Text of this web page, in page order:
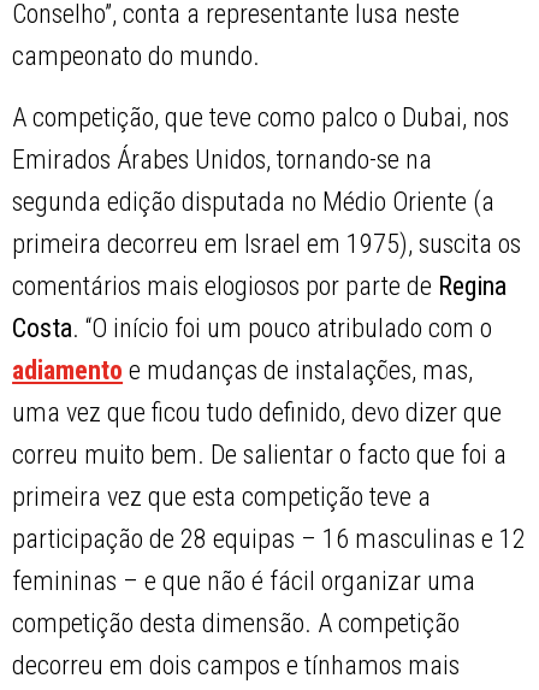
Conselho”, conta a representante lusa neste
campeonato do mundo.
A competição, que teve como palco o Dubai, nos
Emirados Árabes Unidos, tornando-se na
segunda edição disputada no Médio Oriente (a
primeira decorreu em Israel em 1975), suscita os
comentários mais elogiosos por parte de Regina
Costa. “O início foi um pouco atribulado com o
adiamento e mudanças de instalações, mas,
uma vez que ficou tudo definido, devo dizer que
correu muito bem. De salientar o facto que foi a
primeira vez que esta competição teve a
participação de 28 equipas – 16 masculinas e 12
femininas – e que não é fácil organizar uma
competição desta dimensão. A competição
decorreu em dois campos e tínhamos mais